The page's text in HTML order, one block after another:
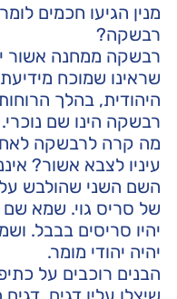
מנין הגיעו חכמים
רבשקה?
רבשקה ממחנה אשור
שראינו שמוכח
היהודית, בהלך
רבשקה הינו שם נוכרי.
מה קרה לרבשקה
עיניו לצבא אשור?
השם השני שהולבש על
של סריס גוי. שמא
יהיו סריסים בבבל.
יהיה יהודי מומר.
הבנים רוכבים על